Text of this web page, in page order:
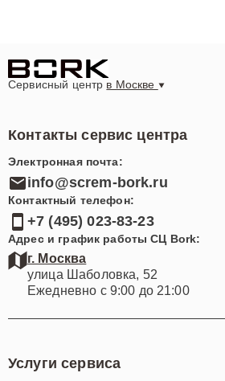
Сервисный центр в Москве
Контакты сервис центра
Электронная почта:
info@screm-bork.ru
Контактный телефон:
+7 (495) 023-83-23
Адрес и график работы СЦ Bork:
г. Москва
улица Шаболовка, 52
Ежедневно с 9:00 до 21:00
Услуги сервиса